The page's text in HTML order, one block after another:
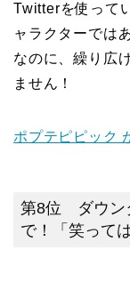
Twitterを使って
ャラクターでは
なのに、繰り広
ません！
ポプテピピック
第8位 ダウン
で！「笑って